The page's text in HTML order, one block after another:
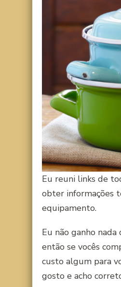
Eu reuni links de
obter informações
equipamento.
Eu não ganho
então se vocês
custo algum para
gosto e acho